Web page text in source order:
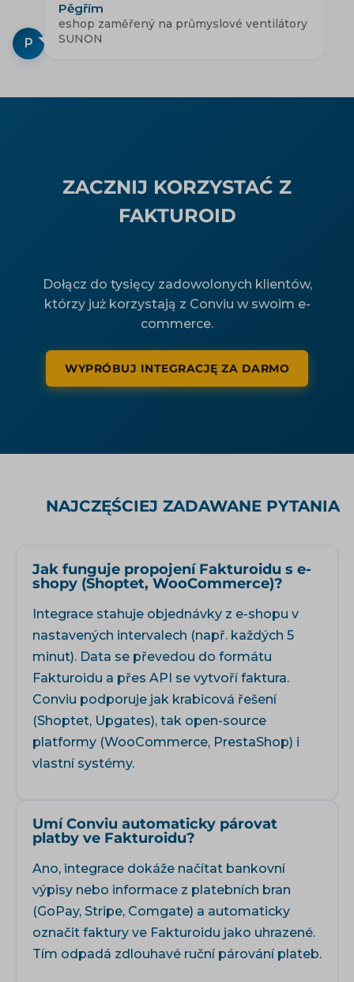
P
Pěgřím
eshop zaměřený na průmyslové ventilátory
SUNON
ZACZNIJ KORZYSTAĆ Z
FAKTUROID
Dołącz do tysięcy zadowolonych klientów,
którzy już korzystają z Conviu w swoim e-
commerce.
WYPRÓBUJ INTEGRACJĘ ZA DARMO
NAJCZĘŚCIEJ ZADAWANE PYTANIA
Jak funguje propojení Fakturoidu s e-
shopy (Shoptet, WooCommerce)?
Integrace stahuje objednávky z e-shopu v
nastavených intervalech (např. každých 5
minut). Data se převedou do formátu
Fakturoidu a přes API se vytvoří faktura.
Conviu podporuje jak krabicová řešení
(Shoptet, Upgates), tak open-source
platformy (WooCommerce, PrestaShop) i
vlastní systémy.
Umí Conviu automaticky párovat
platby ve Fakturoidu?
Ano, integrace dokáže načítat bankovní
výpisy nebo informace z platebních bran
(GoPay, Stripe, Comgate) a automaticky
označit faktury ve Fakturoidu jako uhrazené.
Tím odpadá zdlouhavé ruční párování plateb.